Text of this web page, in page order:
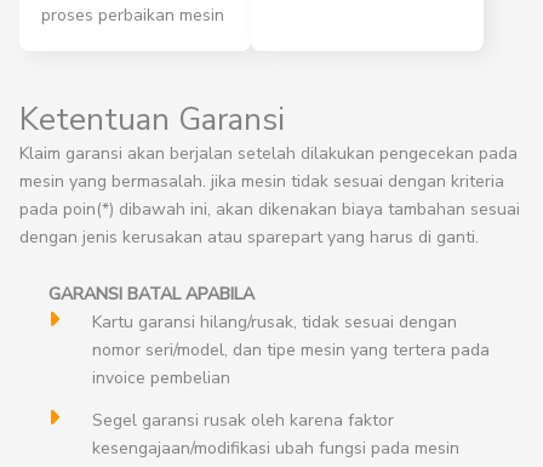
proses perbaikan mesin
Ketentuan Garansi
Klaim garansi akan berjalan setelah dilakukan pengecekan pada
mesin yang bermasalah. jika mesin tidak sesuai dengan kriteria
pada poin(*) dibawah ini, akan dikenakan biaya tambahan sesuai
dengan jenis kerusakan atau sparepart yang harus di ganti.
GARANSI BATAL APABILA
Kartu garansi hilang/rusak, tidak sesuai dengan
nomor seri/model, dan tipe mesin yang tertera pada
invoice pembelian
Segel garansi rusak oleh karena faktor
kesengajaan/modifikasi ubah fungsi pada mesin